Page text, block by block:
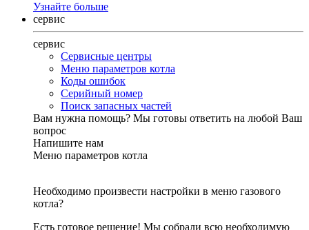
Узнайте больше
сервис
сервис
Сервисные центры
Меню параметров котла
Коды ошибок
Серийный номер
Поиск запасных частей
Вам нужна помощь? Мы готовы ответить на любой Ваш
вопрос
Напишите нам
Меню параметров котла
Необходимо произвести настройки в меню газового
котла?
Есть готовое решение! Мы собрали всю необходимую